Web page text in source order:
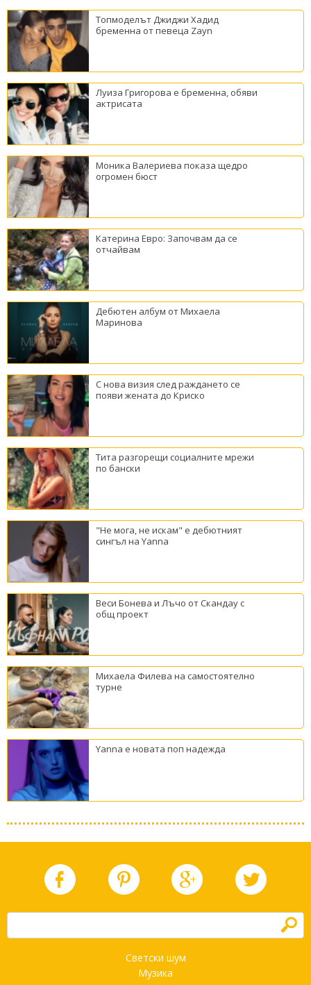
Топмоделът Джиджи Хадид
бременна от певеца Zayn
Луиза Григорова е бременна, обяви
актрисата
Моника Валериева показа щедро
огромен бюст
Катерина Евро: Започвам да се
отчайвам
Дебютен албум от Михаела
Маринова
С нова визия след раждането се
появи жената до Криско
Тита разгорещи социалните мрежи
по бански
"Не мога, не искам" е дебютният
сингъл на Yanna
Веси Бонева и Лъчо от Скандау с
общ проект
Михаела Филева на самостоятелно
турне
Yanna е новата поп надежда
h
Светски шум
Музика